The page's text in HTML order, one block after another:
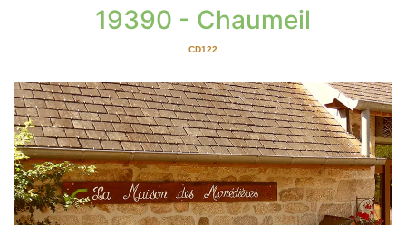
19390 - Chaumeil
CD122